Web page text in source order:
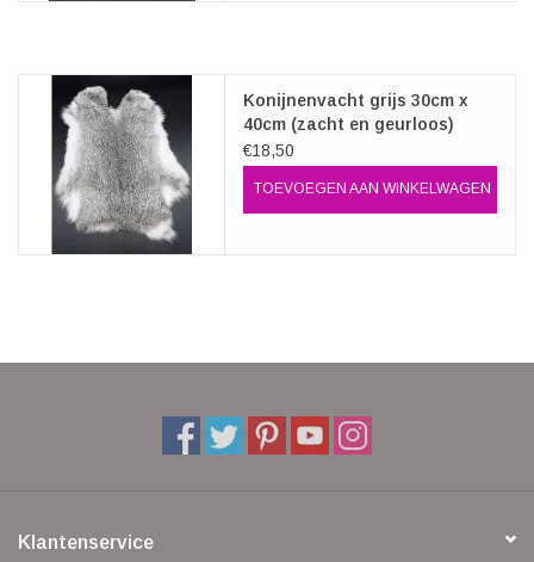
Konijnenvacht grijs 30cm x
40cm (zacht en geurloos)
€18,50
TOEVOEGEN AAN WINKELWAGEN
Klantenservice